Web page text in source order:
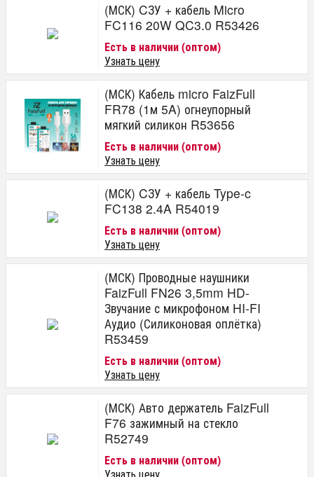
(МСК) CЗУ + кабель Micro
FC116 20W QC3.0 R53426
Есть в наличии (оптом)
Узнать цену
(МСК) Кабель micro FaizFull
FR78 (1м 5A) огнеупорный
мягкий силикон R53656
Есть в наличии (оптом)
Узнать цену
(МСК) CЗУ + кабель Type-c
FC138 2.4A R54019
Есть в наличии (оптом)
Узнать цену
(МСК) Проводные наушники
FaizFull FN26 3,5mm HD-
Звучание с микрофоном HI-FI
Аудио (Силиконовая оплётка)
R53459
Есть в наличии (оптом)
Узнать цену
(МСК) Авто держатель FaizFull
F76 зажимный на стекло
R52749
Есть в наличии (оптом)